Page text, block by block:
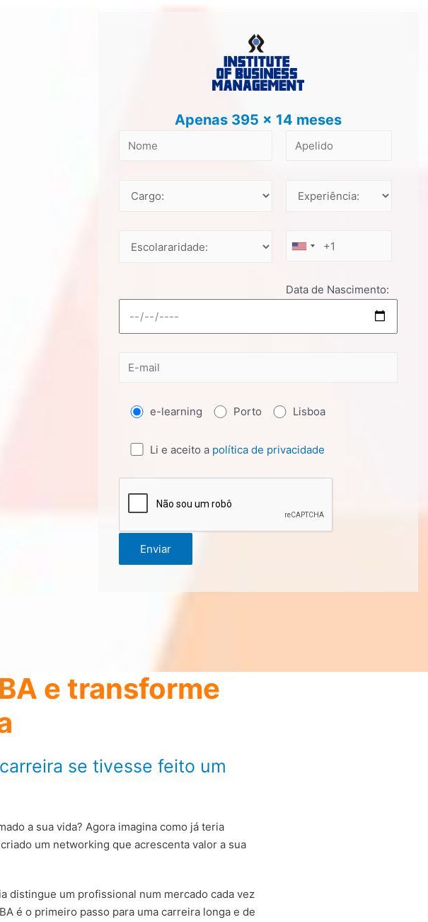
Apenas 395 x 14 meses
Data de Nascimento:
e-learning Porto Lisboa
Li e aceito a política de privacidade
e transforme
se tivesse feito um
a sua vida? Agora imagina como já teria
um networking que acrescenta valor a sua
distingue um profissional num mercado cada vez
é o primeiro passo para uma carreira longa e de